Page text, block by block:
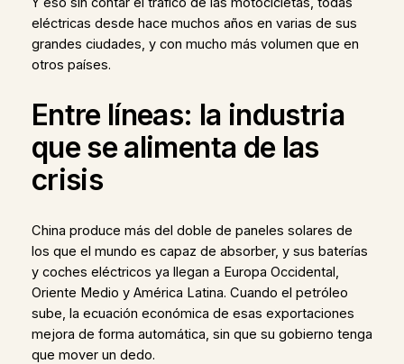
eléctricas desde hace muchos años en varias de sus
grandes ciudades, y con mucho más volumen que en
otros países.
Entre líneas: la industria
que se alimenta de las
crisis
China produce más del doble de paneles solares de
los que el mundo es capaz de absorber, y sus baterías
y coches eléctricos ya llegan a Europa Occidental,
Oriente Medio y América Latina. Cuando el petróleo
sube, la ecuación económica de esas exportaciones
mejora de forma automática, sin que su gobierno tenga
que mover un dedo.